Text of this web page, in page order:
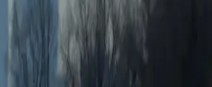
qui veulent mieux structurer leurs